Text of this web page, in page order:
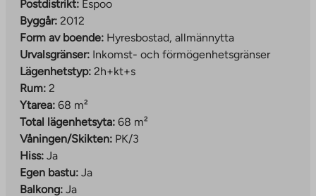
Postdistrikt: Espoo
Byggår: 2012
Form av boende: Hyresbostad, allmännytta
Urvalsgränser: Inkomst- och förmögenhetsgränser
Lägenhetstyp: 2h+kt+s
Rum: 2
Ytarea: 68 m²
Total lägenhetsyta: 68 m²
Våningen/Skikten: PK/3
Hiss: Ja
Egen bastu: Ja
Balkong: Ja